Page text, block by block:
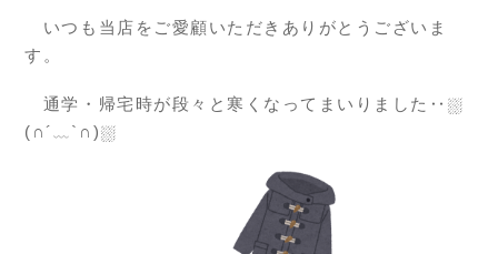
いつも当店をご愛顧いただきありがとうございま
す。
通学・帰宅時が段々と寒くなってまいりました‥⛆
(∩´﹏`∩)⛆